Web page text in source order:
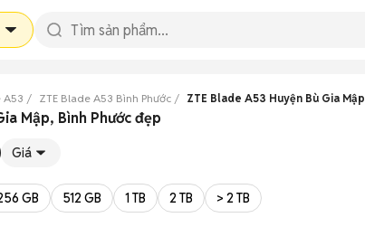
A53 ZTE Blade A53 Bình Phước ZTE Blade A53 Huyện Bù Gia Mập
Mập, Bình Phước đẹp
Giá
GB 512 GB 1 TB 2 TB > 2 TB